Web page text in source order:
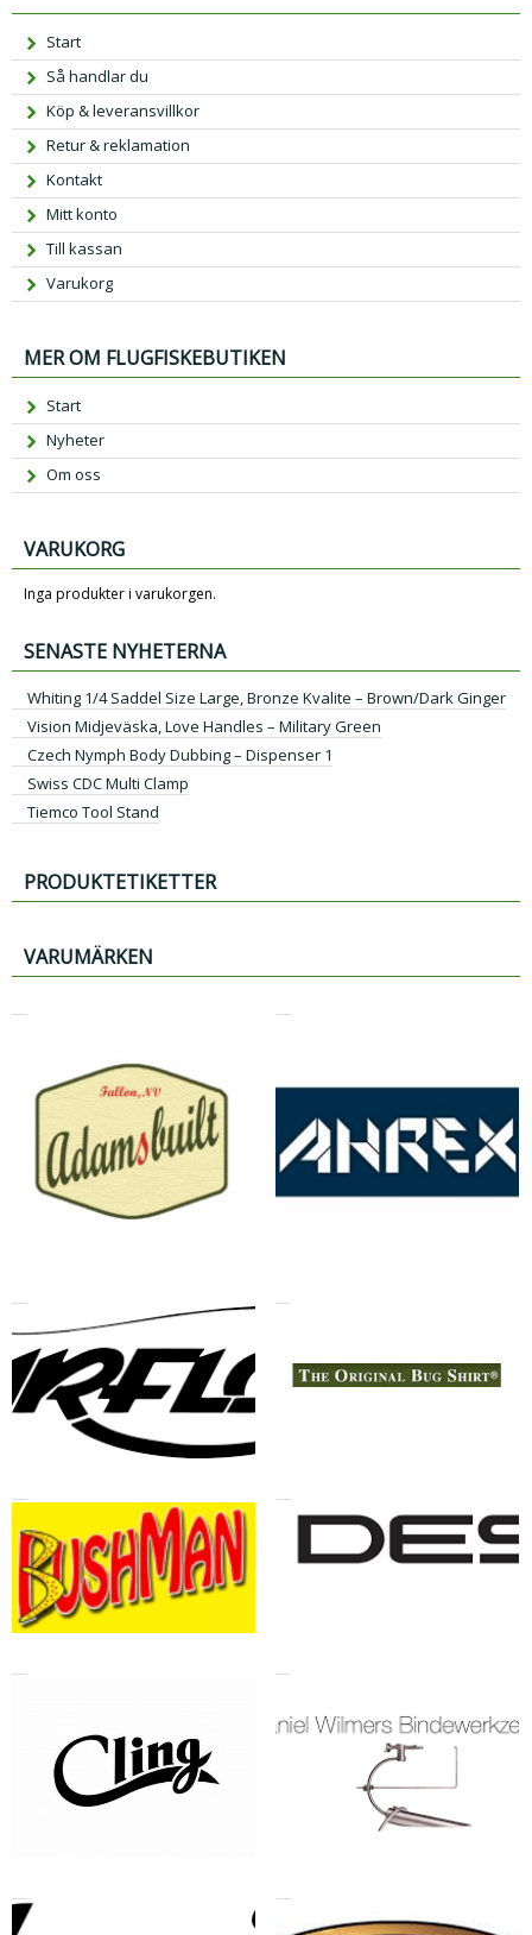
Start
Så handlar du
Köp & leveransvillkor
Retur & reklamation
Kontakt
Mitt konto
Till kassan
Varukorg
MER OM FLUGFISKEBUTIKEN
Start
Nyheter
Om oss
VARUKORG
Inga produkter i varukorgen.
SENASTE NYHETERNA
Whiting 1/4 Saddel Size Large, Bronze Kvalite – Brown/Dark Ginger
Vision Midjeväska, Love Handles – Military Green
Czech Nymph Body Dubbing – Dispenser 1
Swiss CDC Multi Clamp
Tiemco Tool Stand
PRODUKTETIKETTER
VARUMÄRKEN